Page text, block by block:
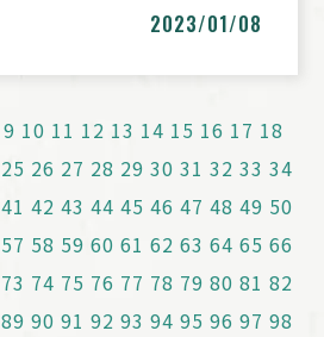
2023/01/08
9 10 11 12 13 14 15 16 17 18
25 26 27 28 29 30 31 32 33 34
41 42 43 44 45 46 47 48 49 50
57 58 59 60 61 62 63 64 65 66
73 74 75 76 77 78 79 80 81 82
89 90 91 92 93 94 95 96 97 98